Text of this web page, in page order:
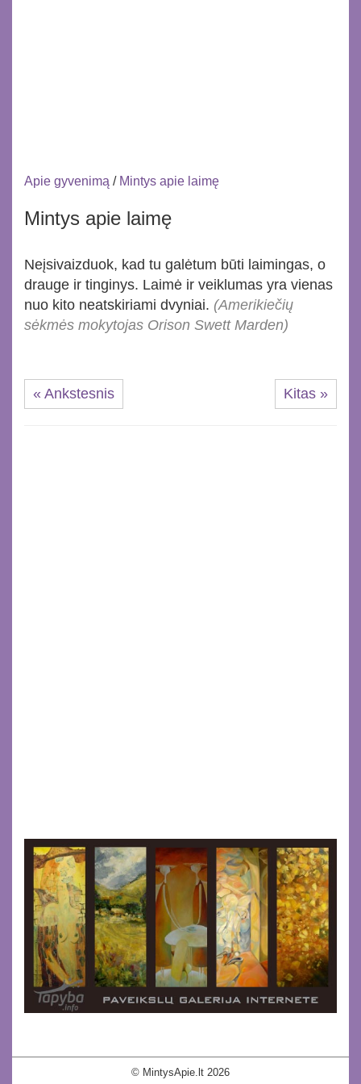
Apie gyvenimą / Mintys apie laimę
Mintys apie laimę
Neįsivaizduok, kad tu galėtum būti laimingas, o
drauge ir tinginys. Laimė ir veiklumas yra vienas
nuo kito neatskiriami dvyniai. (Amerikiečių
sėkmės mokytojas Orison Swett Marden)
« Ankstesnis Kitas »
© MintysApie.lt 2026